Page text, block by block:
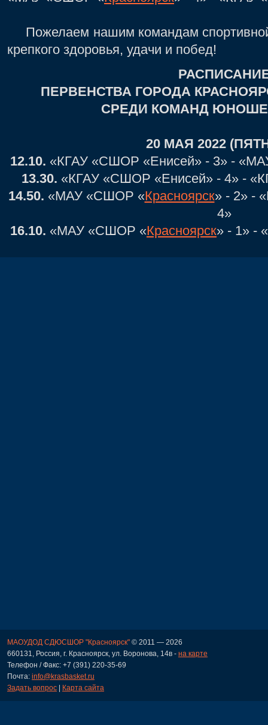
Пожелаем нашим командам
крепкого здоровья, удачи и побед!
ПЕРВЕНСТВА ГОРОДА
СРЕДИ КОМАНД
20 МАЯ 2022
12.10. «КГАУ «СШОР «Енисей» - 3» -
13.30. «КГАУ «СШОР «Енисей» - 4» -
14.50. «МАУ «СШОР «Красноярск» - 2» -
4»
16.10. «МАУ «СШОР «Красноярск» - 1» -
МАОУДОД СДЮСШОР "Красноярск" © 2011 — 2026
660131, Россия, г. Красноярск, ул. Воронова, 14в - на карте
Телефон / Факс: +7 (391) 220-35-69
Почта: info@krasbasket.ru
Задать вопрос | Карта сайта